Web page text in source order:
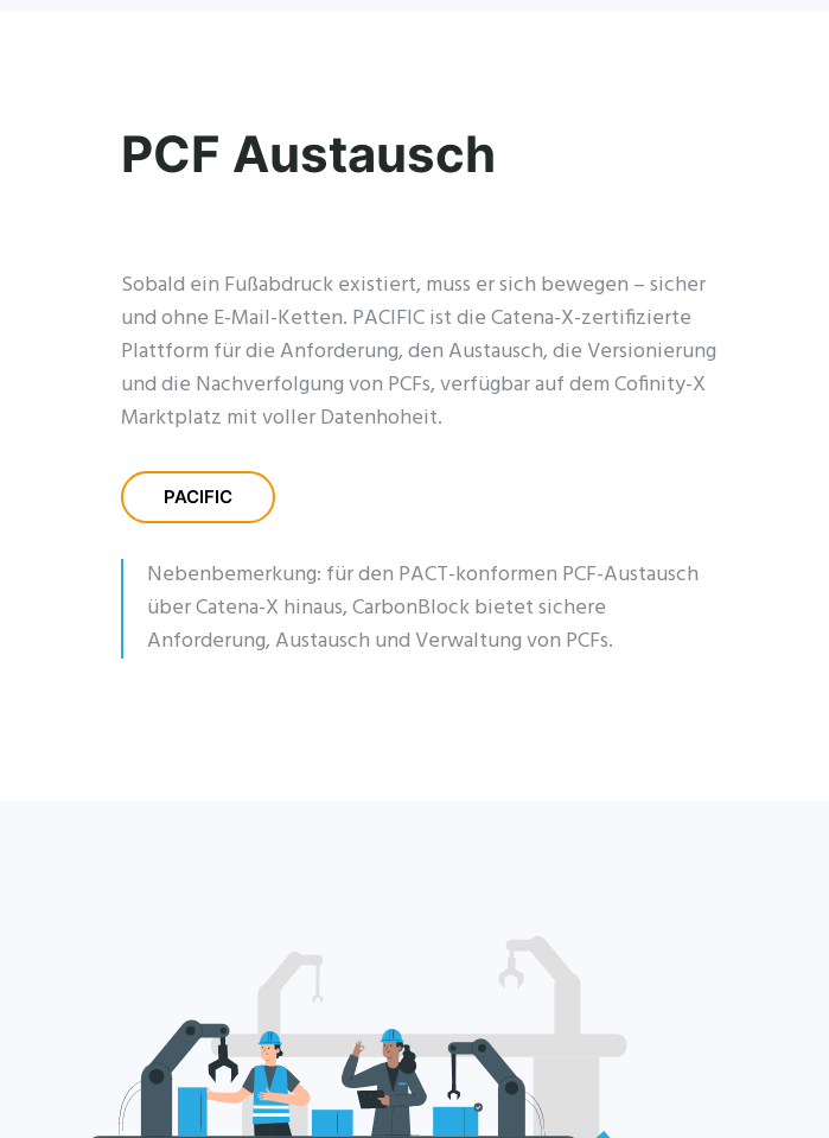
PCF Austausch
Sobald ein Fußabdruck existiert, muss er sich bewegen – sicher
und ohne E-Mail-Ketten. PACIFIC ist die Catena-X-zertifizierte
Plattform für die Anforderung, den Austausch, die Versionierung
und die Nachverfolgung von PCFs, verfügbar auf dem Cofinity-X
Marktplatz mit voller Datenhoheit.
PACIFIC
Nebenbemerkung: für den PACT-konformen PCF-Austausch
über Catena-X hinaus,CarbonBlockbietet sichere
Anforderung, Austausch und Verwaltung von PCFs.